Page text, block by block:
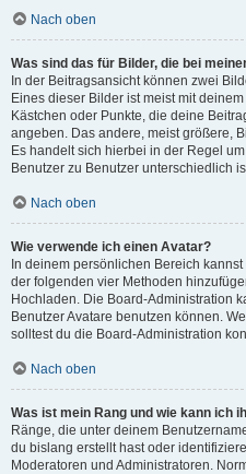
Nach oben
Was sind das für Bilder, die bei
In der Beitragsansicht können zwei
Eines dieser Bilder ist meist mit
Kästchen oder Punkte, die deine
angeben. Das andere, meist größere,
Es handelt sich hierbei in der Regel
Benutzer zu Benutzer unterschiedlich
Nach oben
Wie verwende ich einen Avatar?
In deinem persönlichen Bereich
der folgenden vier Methoden
Hochladen. Die Board-Administration
Benutzer Avatare benutzen können.
solltest du die Board-Administration
Nach oben
Was ist mein Rang und wie kann ich
Ränge, die unter deinem
du bislang erstellt hast oder
Moderatoren und Administratoren.